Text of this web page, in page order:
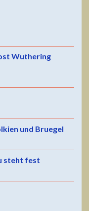
Wuthering
und Bruegel
steht fest